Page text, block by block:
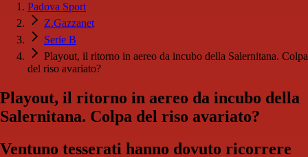
Padova Sport
Z.Gazzanet
Serie B
Playout, il ritorno in aereo da incubo della Salernitana. Colpa
del riso avariato?
Playout, il ritorno in aereo da incubo della
Salernitana. Colpa del riso avariato?
Ventuno tesserati hanno dovuto ricorrere